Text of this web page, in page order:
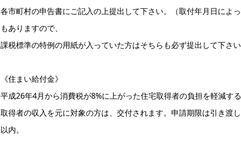
各市町村の申告書にご記入の上提出して下さい。（取付年月日によ
もありますので、
課税標準の特例の用紙が入っていた方はそちらも必ず提出して下さい
《住まい給付金》
平成26年4月から消費税が8%に上がった住宅取得者の負担を軽減する
取得者の収入を元に対象の方は、交付されます。申請期限は引き渡
以内。